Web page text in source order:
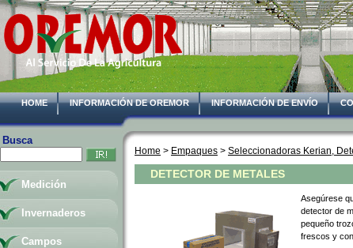
HOME INFORMACIÓN DE OREMOR INFORMACIÓN DE ENVÍO
Home > Empaques > Seleccionadoras Kerian,
DETECTOR DE METALES
Asegúrese
detector de
pequeño
frescos y
Busca
Medición
Invernaderos
Campos